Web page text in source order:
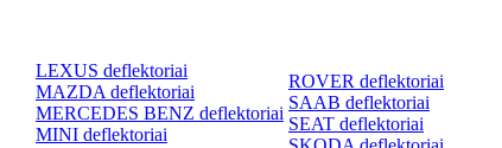
LEXUS deflektoriai
MAZDA deflektoriai
MERCEDES BENZ deflektoriai
MINI deflektoriai
ROVER deflektoriai
SAAB deflektoriai
SEAT deflektoriai